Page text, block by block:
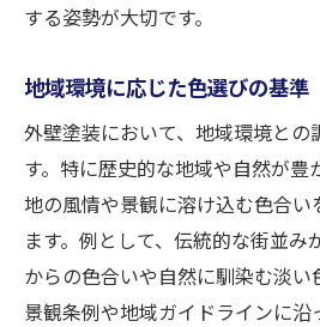
する姿勢が大切です。
地域環境に応じた色選びの基準
外壁塗装において、地域環境との
す。特に歴史的な地域や自然が豊
地の風情や景観に溶け込む色合
ます。例として、伝統的な街並み
からの色合いや自然に馴染む淡い
景観条例や地域ガイドラインに